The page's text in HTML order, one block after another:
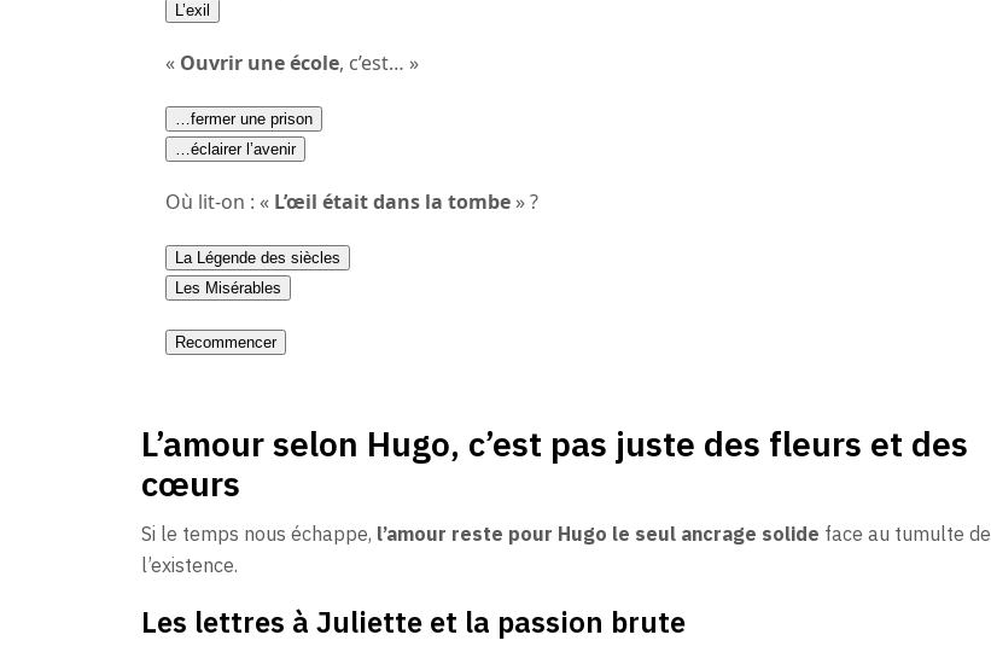
L’exil
« Ouvrir une école, c’est… »
…fermer une prison
…éclairer l’avenir
Où lit-on : « L’œil était dans la tombe » ?
La Légende des siècles
Les Misérables
Recommencer
L’amour selon Hugo, c’est pas juste des fleurs et des
cœurs
Si le temps nous échappe, l’amour reste pour Hugo le seul ancrage solide face au tumulte de
l’existence.
Les lettres à Juliette et la passion brute